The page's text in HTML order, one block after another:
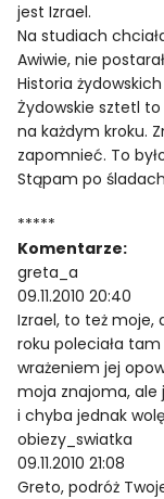
jest Izrael.
Na studiach
Awiwie, nie
Historia
Żydowskie sztetl to
na każdym kroku.
zapomnieć. To
Stąpam po
*****
Komentarze:
greta_a
09.11.2010 20:40
Izrael, to też moje,
roku poleciała
wrażeniem jej
moja znajoma, ale
i chyba jednak
obiezy_swiatka
09.11.2010 21:08
Greto, podróż